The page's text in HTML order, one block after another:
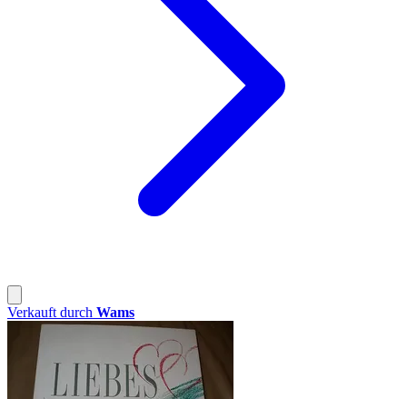
Verkauft durch Wams